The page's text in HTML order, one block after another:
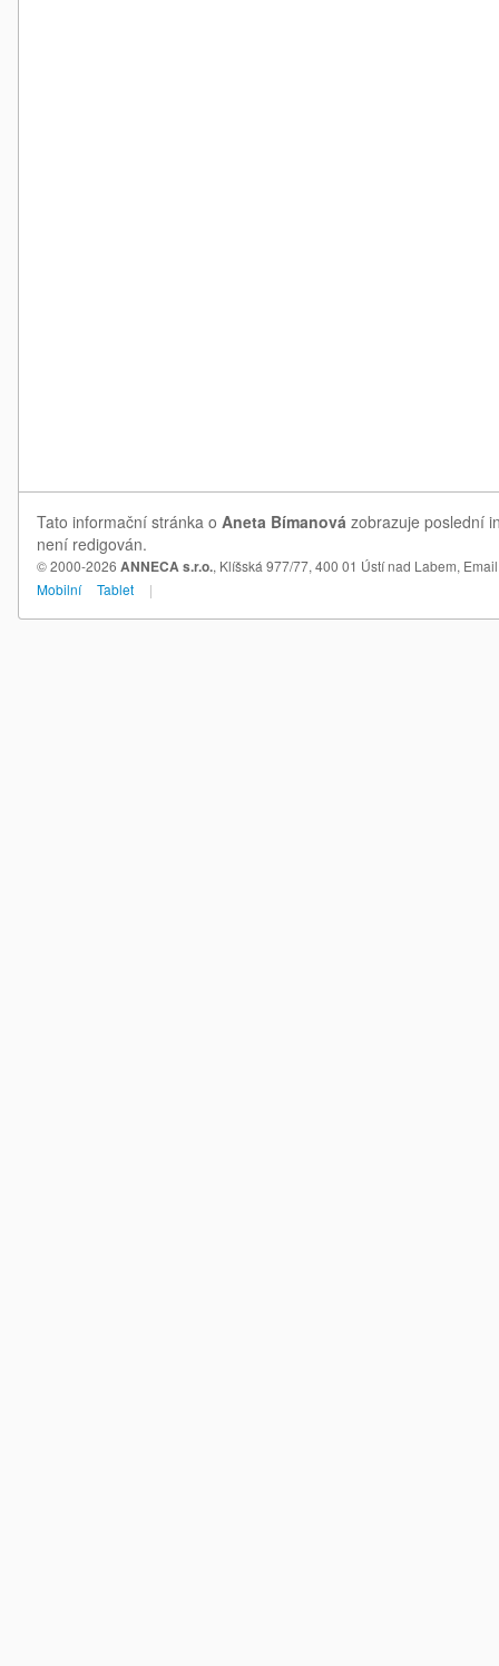
Tato informační stránka o Aneta Bímanová zobrazuje poslední
není redigován.
© 2000-2026 ANNECA s.r.o., Klíšská 977/77, 400 01 Ústí nad Labem,
Mobilní
Tablet |